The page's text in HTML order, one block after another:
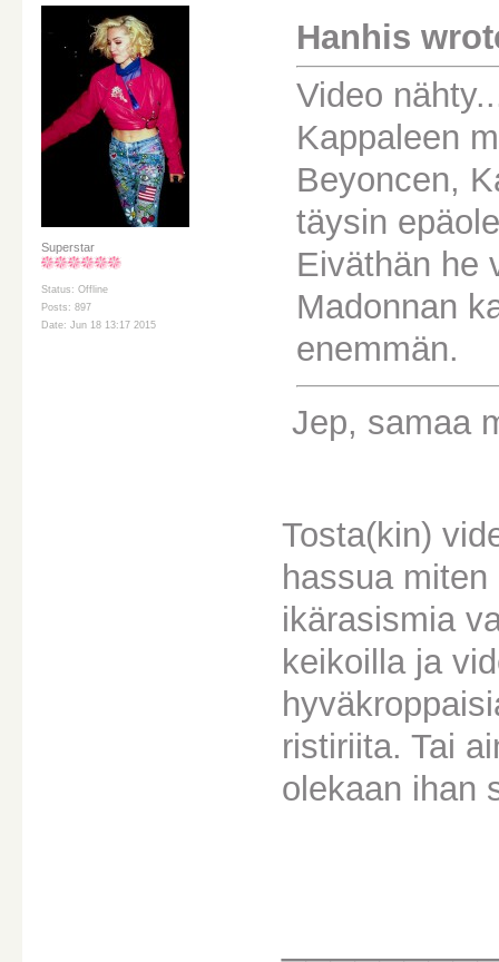
Superstar
Status: Offline
Posts: 897
Date: Jun 18 13:17 2015
Hanhis
Video
Kappaleen
Beyoncen,
täysin
Eiväthän he
Madonnan
enemmän.
Jep, samaa
Tosta(kin)
hassua
ikärasismia
keikoilla ja
ristiriita. Tai
olekaan ihan